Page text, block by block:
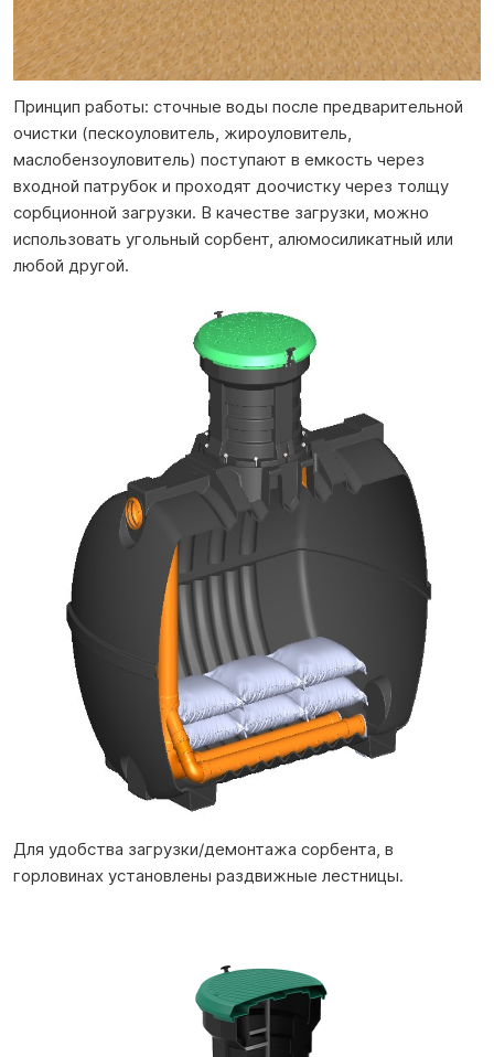
Принцип работы: сточные воды после предварительной
очистки (пескоуловитель, жироуловитель,
маслобензоуловитель) поступают в емкость через
входной патрубок и проходят доочистку через толщу
сорбционной загрузки. В качестве загрузки, можно
использовать угольный сорбент, алюмосиликатный или
любой другой.
Для удобства загрузки/демонтажа сорбента, в
горловинах установлены раздвижные лестницы.